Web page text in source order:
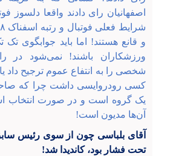
اصفهانیان رای دادند واقعا دلسوز
و قانع هستند! اما باید جوابگوی
ورزشکاران باشند! نمی‌شود در
شخصی را به انتفاع عموم ترجیح داد
کسی رودروایسی داشت چرا که
یک گروه است و در صورت انتخاب
آن‌ها مدیون است!
آقای بلباسی چون از سوی رئیس
تحت فشار بود، کاندیدا شد!